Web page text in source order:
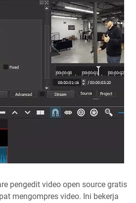
pengedit video open source gratis
mengompres video. Ini bekerja